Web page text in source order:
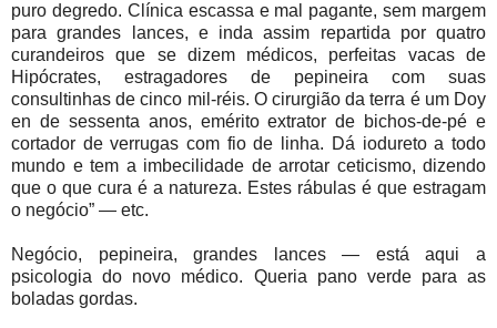
puro degredo. Clínica escassa e mal pagante, sem margem
para grandes lances, e inda assim repartida por quatro
curandeiros que se dizem médicos, perfeitas vacas de
Hipócrates, estragadores de pepineira com suas
consultinhas de cinco mil-réis. O cirurgião da terra é um Doy
en de sessenta anos, emérito extrator de bichos-de-pé e
cortador de verrugas com fio de linha. Dá iodureto a todo
mundo e tem a imbecilidade de arrotar ceticismo, dizendo
que o que cura é a natureza. Estes rábulas é que estragam
o negócio” — etc.
Negócio, pepineira, grandes lances — está aqui a
psicologia do novo médico. Queria pano verde para as
boladas gordas.